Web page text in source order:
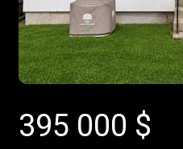
395 000 $